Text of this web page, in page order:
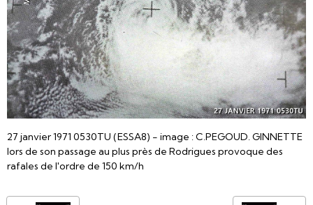
27 janvier 1971 0530TU (ESSA8) - image : C.PEGOUD. GINNETTE
lors de son passage au plus près de Rodrigues provoque des
rafales de l'ordre de 150 km/h